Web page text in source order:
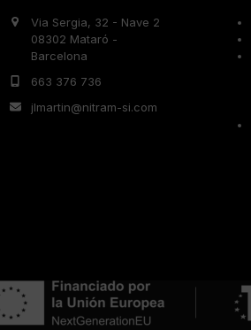
Via Sergia, 32 - Nave 2
08302 Mataró -
Barcelona
663 376 736
jlmartin@nitram-si.com